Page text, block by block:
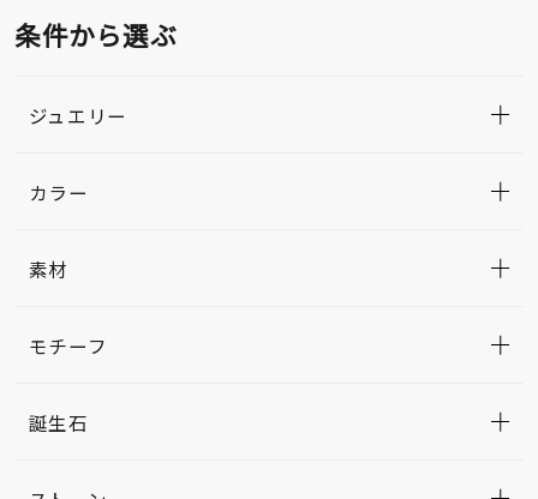
条件から選ぶ
ジュエリー
カラー
素材
モチーフ
誕生石